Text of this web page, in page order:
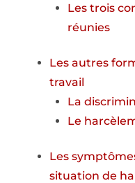
Les trois
réunies
Les autres
travail
La
Le
Les
situation de